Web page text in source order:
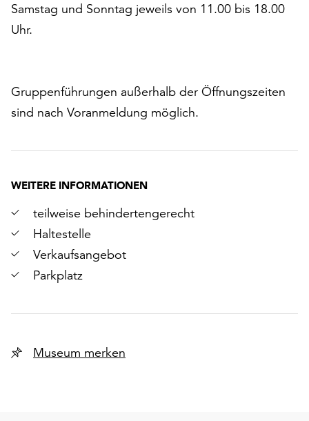
Samstag und Sonntag jeweils von 11.00 bis 18.00
Uhr.
Gruppenführungen außerhalb der Öffnungszeiten
sind nach Voranmeldung möglich.
WEITERE INFORMATIONEN
teilweise behindertengerecht
Haltestelle
Verkaufsangebot
Parkplatz
Museum merken